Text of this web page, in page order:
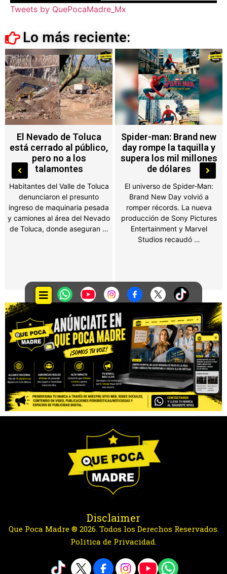
Tweets by QuePocaMadre_Mx
Lo más reciente:
Spider-man: Brand new
day rompe la taquilla y
supera los mil millones
de dólares
El universo de Spider-Man:
Brand New Day volvió a
romper récords. La nueva
producción de Sony Pictures
Entertainment y Marvel
¡Le dio con todo al Tri!
Osmar Olvera desata
polémica con supuesto
dardo tras el fracaso
El doble medallista olímpico
soltó una frase que
aficionados interpretaron
como una indirecta a la
Selección Mexicana y las
Disclaimer
Que Poca Madre ® 2026. Todos los Derechos Reservados.
Política de Privacidad.